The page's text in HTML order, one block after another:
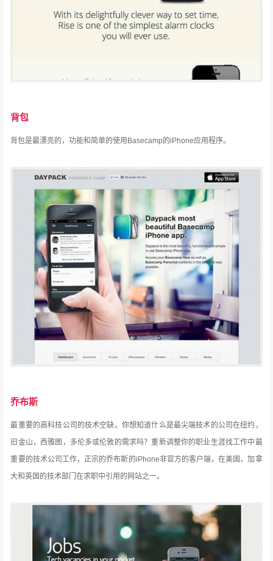
背包
背包是最漂亮的，功能和简单的使用Basecamp的iPhone应用程序。
乔布斯
最重要的高科技公司的技术空缺。 你想知道什么是最尖端技术的公司在纽约，
旧金山，西雅图，多伦多或伦敦的需求吗？重新调整你的职业生涯找工作中最
重要的技术公司工作，正宗的乔布斯的iPhone非官方的客户端，在美国，加拿
大和英国的技术部门在求职中引用的网站之一。